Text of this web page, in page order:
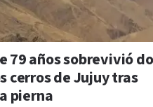
79 años sobrevivió
cerros de Jujuy tras
pierna